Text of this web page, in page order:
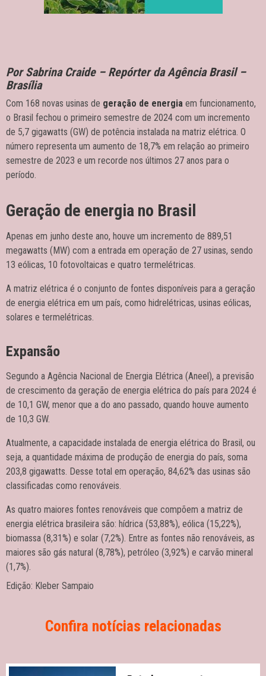
Por Sabrina Craide – Repórter da Agência Brasil –
Brasília
Com 168 novas usinas de geração de energia em funcionamento,
o Brasil fechou o primeiro semestre de 2024 com um incremento
de 5,7 gigawatts (GW) de potência instalada na matriz elétrica. O
número representa um aumento de 18,7% em relação ao primeiro
semestre de 2023 e um recorde nos últimos 27 anos para o
período.
Geração de energia no Brasil
Apenas em junho deste ano, houve um incremento de 889,51
megawatts (MW) com a entrada em operação de 27 usinas, sendo
13 eólicas, 10 fotovoltaicas e quatro termelétricas.
A matriz elétrica é o conjunto de fontes disponíveis para a geração
de energia elétrica em um país, como hidrelétricas, usinas eólicas,
solares e termelétricas.
Expansão
Segundo a Agência Nacional de Energia Elétrica (Aneel), a previsão
de crescimento da geração de energia elétrica do país para 2024 é
de 10,1 GW, menor que a do ano passado, quando houve aumento
de 10,3 GW.
Atualmente, a capacidade instalada de energia elétrica do Brasil, ou
seja, a quantidade máxima de produção de energia do país, soma
203,8 gigawatts. Desse total em operação, 84,62% das usinas são
classificadas como renováveis.
As quatro maiores fontes renováveis que compõem a matriz de
energia elétrica brasileira são: hídrica (53,88%), eólica (15,22%),
biomassa (8,31%) e solar (7,2%). Entre as fontes não renováveis, as
maiores são gás natural (8,78%), petróleo (3,92%) e carvão mineral
(1,7%).
Edição: Kleber Sampaio
Confira notícias relacionadas